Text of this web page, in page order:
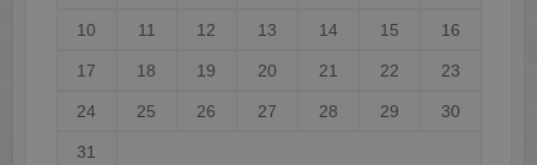
10 11 12 13 14 15 16
17 18 19 20 21 22 23
24 25 26 27 28 29 30
31